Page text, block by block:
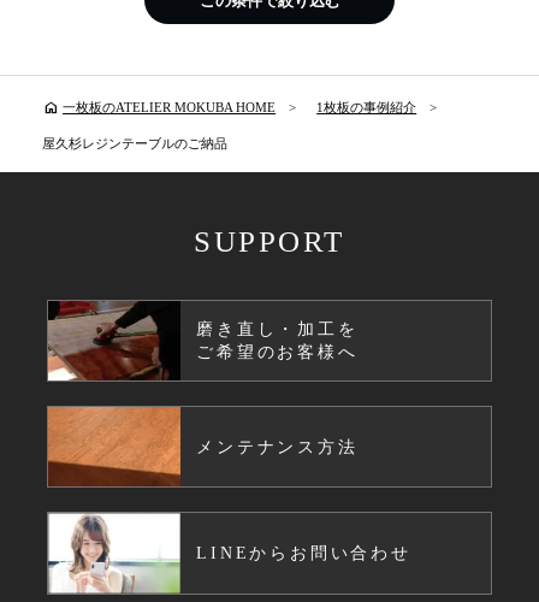
home 一枚板のATELIER MOKUBA HOME 1枚板の事例紹介
屋久杉レジンテーブルのご納品
SUPPORT
磨き直し・加工を
ご希望のお客様へ
メンテナンス方法
LINEからお問い合わせ